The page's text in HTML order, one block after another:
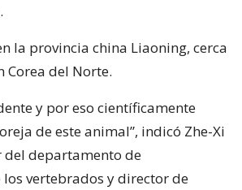
la provincia china Liaoning, cerca
Corea del Norte.
y por eso científicamente
de este animal”, indicó Zhe-Xi
del departamento de
vertebrados y director de